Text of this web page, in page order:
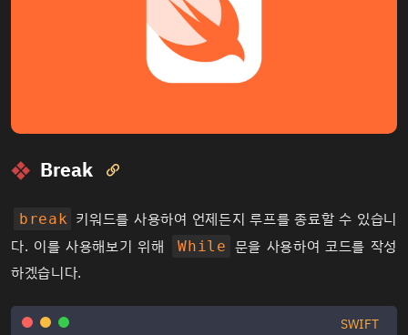
Break 
break 키워드를 사용하여 언제든지 루프를 종료할 수 있습니
다. 이를 사용해보기 위해
While 문을 사용하여 코드를 작성
하겠습니다.
SWIFT